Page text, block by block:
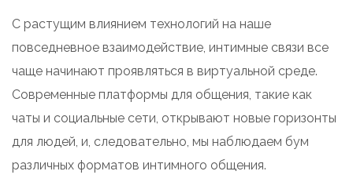
С растущим влиянием технологий на наше
повседневное взаимодействие, интимные связи все
чаще начинают проявляться в виртуальной среде.
Современные платформы для общения, такие как
чаты и социальные сети, открывают новые горизонты
для людей, и, следовательно, мы наблюдаем бум
различных форматов интимного общения.